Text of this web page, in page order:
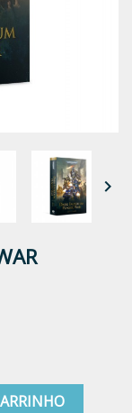
